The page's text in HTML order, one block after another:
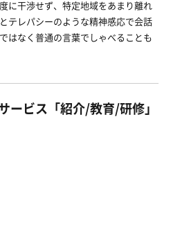
に干渉せず、特定地域をあまり離れ
テレパシーのような精神感応で会話
はなく普通の言葉でしゃべることも
ービス「紹介/教育/研修」